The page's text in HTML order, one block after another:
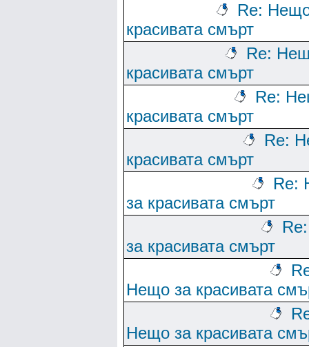
Re:
красивата смърт
Re:
красивата смърт
Re:
красивата смърт
Re:
красивата смърт
Re:
за красивата смърт
за красивата смърт
Нещо за красивата
Нещо за красивата